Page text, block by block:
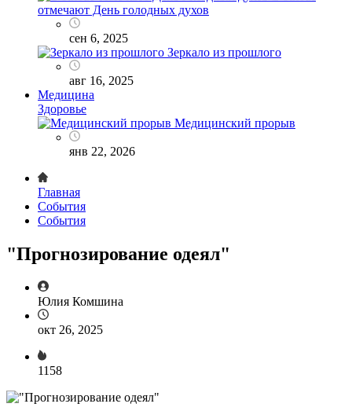
отмечают День голодных духов
сен 6, 2025
Зеркало из прошлого
авг 16, 2025
Медицина
Здоровье
Медицинский прорыв
янв 22, 2026
Главная
События
События
"Прогнозирование одеял"
Юлия Комшина
окт 26, 2025
1158